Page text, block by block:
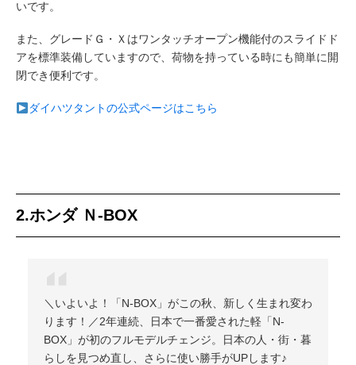
いです。
また、グレードＧ・Ｘはワンタッチオープン機能付のスライドド
アを標準装備していますので、荷物を持っている時にも簡単に開
閉でき便利です。
ダイハツタントの公式ページはこちら
2.ホンダ Ｎ-BOX
＼いよいよ！「N-BOX」がこの秋、新しく生まれ変わ
ります！／2年連続、日本で一番愛された軽「N-
BOX」が初のフルモデルチェンジ。日本の人・街・暮
らしを見つめ直し、さらに使い勝手がUPします♪